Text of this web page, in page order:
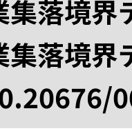
集落境
集落境